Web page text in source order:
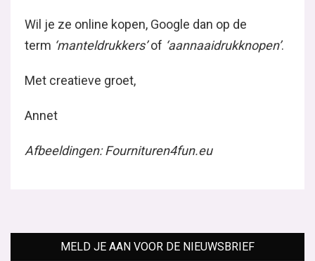
Wil je ze online kopen, Google dan op de
term ‘manteldrukkers’of ‘aannaaidrukknopen’.
Met creatieve groet,
Annet
Afbeeldingen: Fournituren4fun.eu
MELD JE AAN VOOR DE NIEUWSBRIEF